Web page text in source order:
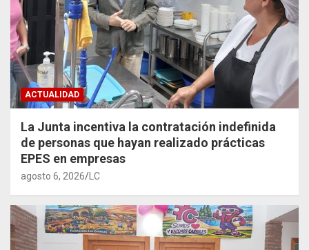
ACTUALIDAD
La Junta incentiva la contratación indefinida
de personas que hayan realizado prácticas
EPES en empresas
agosto 6, 2026 LC